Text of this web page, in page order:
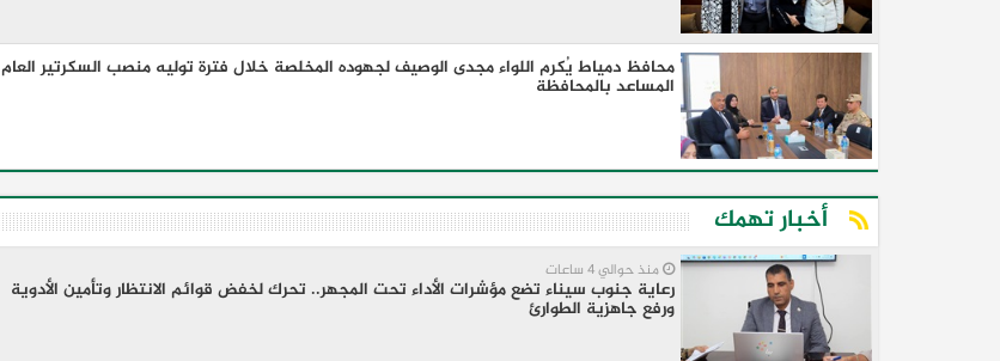
محافظ دمياط يُكرم اللواء مجدى الوصيف لجهوده المخلصة خلال فترة توليه منصب السكرتير العام
المساعد بالمحافظة
أخبار تهمك
منذ حوالي 4 ساعات
رعاية جنوب سيناء تضع مؤشرات الأداء تحت المجهر.. تحرك لخفض قوائم الانتظار وتأمين الأدوية
ورفع جاهزية الطوارئ